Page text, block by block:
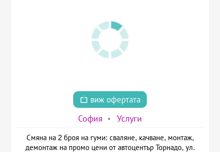
виж офертата
София Услуги
Смяна на 2 броя на гуми: сваляне, качване, монтаж,
демонтаж на промо цени от автоцентър Торнадо, ул.